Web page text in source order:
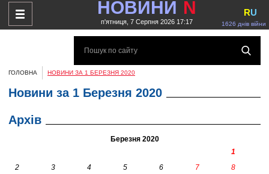
НОВИНИ N
п'ятниця, 7 Серпня 2026 17:17 1626 днів війни
RU
ГОЛОВНА НОВИНИ ЗА 1 БЕРЕЗНЯ 2020
Новини за 1 Березня 2020
Архів
Березня 2020
1
2
3 4 5 6 7
8